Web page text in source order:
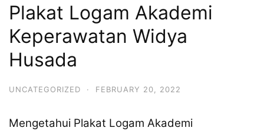
Plakat Logam Akademi
Keperawatan Widya
Husada
UNCATEGORIZED · FEBRUARY 20, 2022
Mengetahui Plakat Logam Akademi